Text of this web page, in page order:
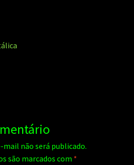
mail não será publicado.
são marcados com *